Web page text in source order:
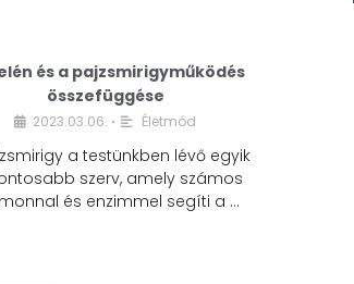
és a pajzsmirigyműködés
összefüggése
2023.03.06. • Életmód
a testünkben lévő egyik
szerv, amely számos
és enzimmel segíti a …